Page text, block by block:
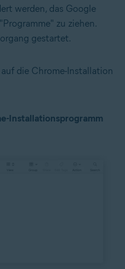
werden, das Google
zu ziehen.
gestartet.
die Chrome-Installation
Installationsprogramm